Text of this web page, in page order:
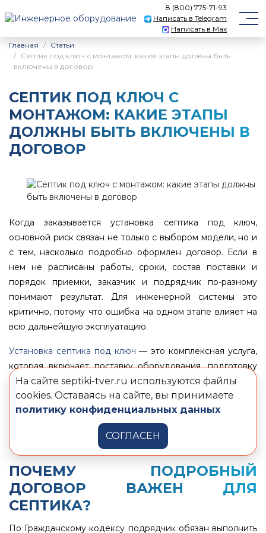
8 (800) 775-71-93
Написать в Telegram
Написать в Max
Главная
Статьи
Септик под ключ с монтажом: какие этапы должны быть
включены в договор
СЕПТИК ПОД КЛЮЧ С
МОНТАЖОМ: КАКИЕ ЭТАПЫ
ДОЛЖНЫ БЫТЬ ВКЛЮЧЕНЫ В
ДОГОВОР
Когда заказывается установка септика под ключ,
основной риск связан не только с выбором модели, но и
с тем, насколько подробно оформлен договор. Если в
нем не расписаны работы, сроки, состав поставки и
порядок приемки, заказчик и подрядчик по-разному
понимают результат. Для инженерной системы это
критично, потому что ошибка на одном этапе влияет на
всю дальнейшую эксплуатацию.
Установка септика под ключ — это комплексная услуга,
которая включает поставку оборудования, подготовку
участка, монтаж, подключение, пусконаладку и сдачу
результата заказчику. Для частного объекта такой
формат нужен затем, чтобы септик был смонтирован по
технологии, а объем работ, цена, сроки и приемка были
заранее зафиксированы в договоре и смете.
ПОЧЕМУ ПОДРОБНЫЙ
ДОГОВОР ВАЖЕН ДЛЯ
СЕПТИКА?
По Гражданскому кодексу подрядчик обязан выполнить
На сайте septiki-tver.ru используются файлы
cookies. Оставаясь на сайте, вы принимаете
политику конфиденциальных данных
СОГЛАСЕН